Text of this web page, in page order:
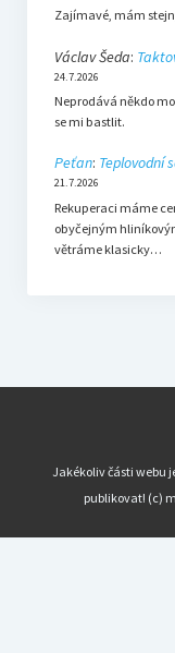
Zajímavé, mám
Václav Šeda:
24.7.2026
Neprodává někdo
se mi bastlit.
Peťan: Teplovodní
21.7.2026
Rekuperaci máme
obyčejným
větráme klasicky…
Jakékoliv části webu
publikovat! (c)